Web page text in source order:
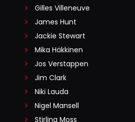
Gilles Villeneuve
James Hunt
Jackie Stewart
Mika Häkkinen
Jos Verstappen
Jim Clark
Niki Lauda
Nigel Mansell
Stirling Moss